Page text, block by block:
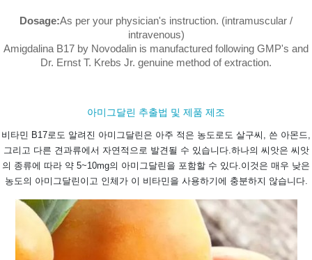
Dosage:As per your physician's instruction. (intramuscular /
intravenous)
Amigdalina B17 by Novodalin is manufactured following GMP's and
Dr. Ernst T. Krebs Jr. genuine method of extraction.
아미그달린 추출법 및 제품 제조
비타민 B17로도 알려진 아미그달린은 아주 적은 농도로도 살구씨, 쓴 아몬드,
그리고 다른 견과류에서 자연적으로 발견될 수 있습니다. 하나의 씨앗은 씨앗
의 종류에 따라 약 5~10mg의 아미그달린을 포함할 수 있다. 이것은 매우 낮은
농도의 아미그달린이고 인체가 이 비타민을 사용하기에 충분하지 않습니다.